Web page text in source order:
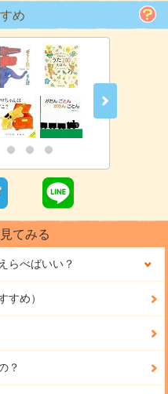
め
てみる
らべばいい？
すめ）
？